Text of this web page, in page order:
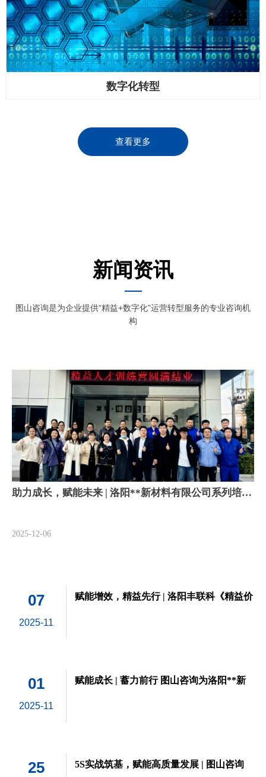
查看更多
数字化转型
助力成长，赋能未来 | 洛阳**新材料有限公司系列培训
2025-12-06
赋能增效，精益先行 | 洛阳丰联科《精益价
07
2025-11
01
2025-11
赋能成长 | 蓄力前行 图山咨询为洛阳**新
25
5S实战筑基，赋能高质量发展 | 图山咨询
图山咨询是为企业提供“精益+数字化”运营转型服务的专业咨询机
构
新闻资讯